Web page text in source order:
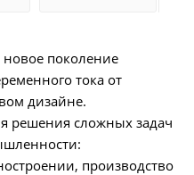
новое поколение
тока от
дизайне.
решения сложных задач
производство